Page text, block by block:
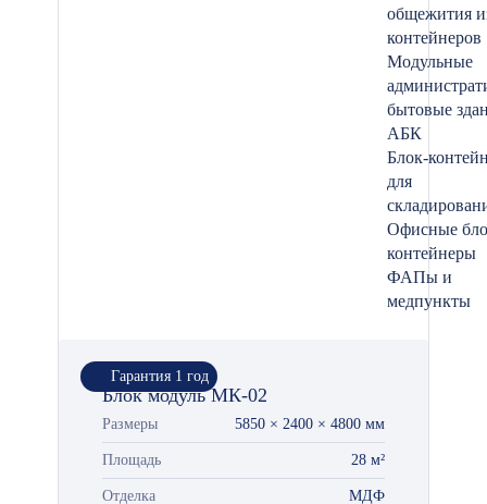
общежития
контейнеров
Модульные
бытовые
АБК
Блок-
для
Офисные
контейнеры
ФАПы и
медпункты
Гарантия 1 год
Блок модуль МК-02
Размеры 5850 × 2400 × 4800 мм
Площадь 28 м²
Отделка МДФ